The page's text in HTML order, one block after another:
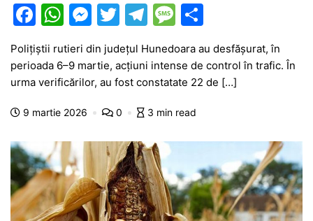
F
a
c
e
b
o
o
k
W
h
at
s
A
p
M
e
s
s
e
g
er
T
itt
er
T
e
gr
a
m
M
s
s
a
g
e
ta
je
ă
Polițiștii rutieri din județul Hunedoara au desfășurat, în
perioada 6–9 martie, acțiuni intense de control în trafic. În
urma verificărilor, au fost constatate 22 de […]
9 martie 2026 0 3 min read